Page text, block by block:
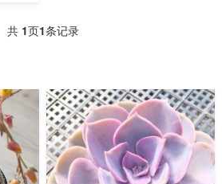
共 1页1条记录